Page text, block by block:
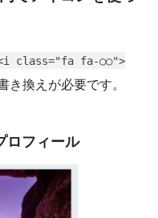
class="fa fa-○○">
き換えが必要です。
ロフィール